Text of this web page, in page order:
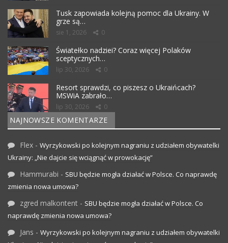
Tusk zapowiada kolejną pomoc dla Ukrainy. W
grze są…
sie 1, 2026 0
Światełko nadziei? Coraz więcej Polaków
sceptycznych…
lip 30, 2026 0
Resort sprawdzi, co piszesz o Ukraińcach?
MSWiA zabrało…
lip 30, 2026 0
NAJNOWSZE KOMENTARZE
Flex - Wyrzykowski po kolejnym nagraniu z udziałem obywatelki
Ukrainy: „Nie dajcie się wciągnąć w prowokację”
Hammurabi - SBU będzie mogła działać w Polsce. Co naprawdę
zmienia nowa umowa?
zgred malkontent - SBU będzie mogła działać w Polsce. Co
naprawdę zmienia nowa umowa?
Jans - Wyrzykowski po kolejnym nagraniu z udziałem obywatelki